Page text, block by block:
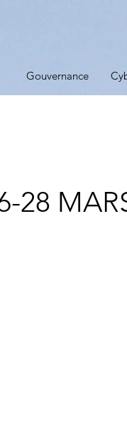
Gouvernance
28